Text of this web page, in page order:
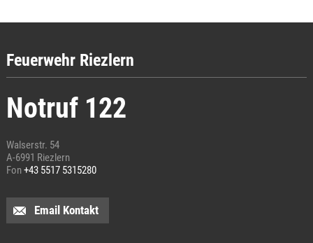
Feuerwehr Riezlern
Notruf 122
Walserstr. 54
A-6991 Riezlern
Fon+43 5517 5315280
Email Kontakt